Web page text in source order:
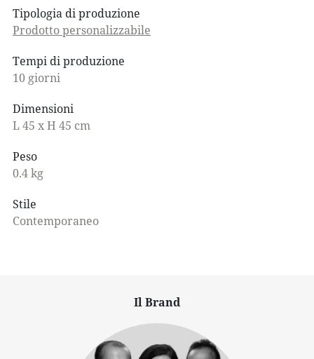
Tipologia di produzione
Prodotto personalizzabile
Tempi di produzione
10 giorni
Dimensioni
L 45 x H 45 cm
Peso
0.4 kg
Stile
Contemporaneo
Il Brand